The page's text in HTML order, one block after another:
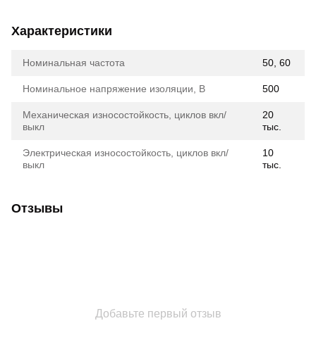
Характеристики
Номинальная частота 50, 60
Номинальное напряжение изоляции, В 500
Механическая износостойкость, циклов вкл/
выкл
20
тыс.
Электрическая износостойкость, циклов вкл/
выкл
10
тыс.
Отзывы
Добавьте первый отзыв